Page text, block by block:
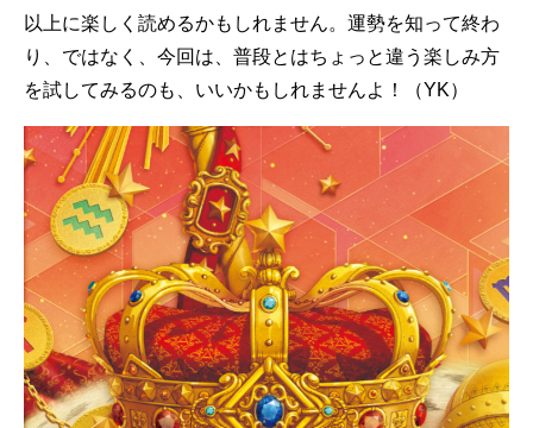
以上に楽しく読めるかもしれません。運勢を知って終わ
り、ではなく、今回は、普段とはちょっと違う楽しみ方
を試してみるのも、いいかもしれませんよ！（YK）